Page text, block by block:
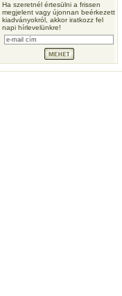
Ha szeretnél értesülni a frissen
megjelent vagy újonnan beérkezett
kiadványokról, akkor iratkozz fel
napi hírlevelünkre!